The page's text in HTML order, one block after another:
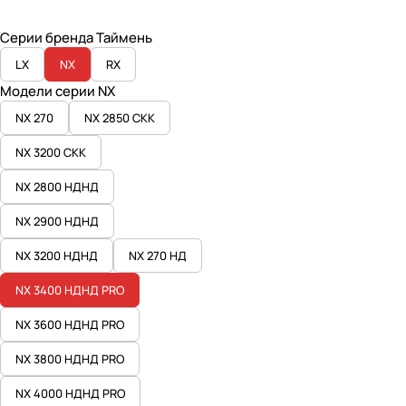
Серии бренда Таймень
LX NX RX
Модели серии NX
NX 270 NX 2850 СКК
NX 3200 СКК
NX 2800 НДНД
NX 2900 НДНД
NX 3200 НДНД NX 270 НД
NX 3400 НДНД PRO
NX 3600 НДНД PRO
NX 3800 НДНД PRO
NX 4000 НДНД PRO